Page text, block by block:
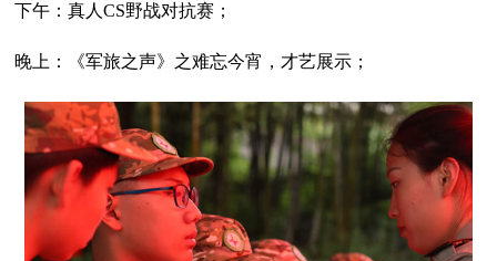
下午：真人CS野战对抗赛；
晚上：《军旅之声》之难忘今宵，才艺展示；